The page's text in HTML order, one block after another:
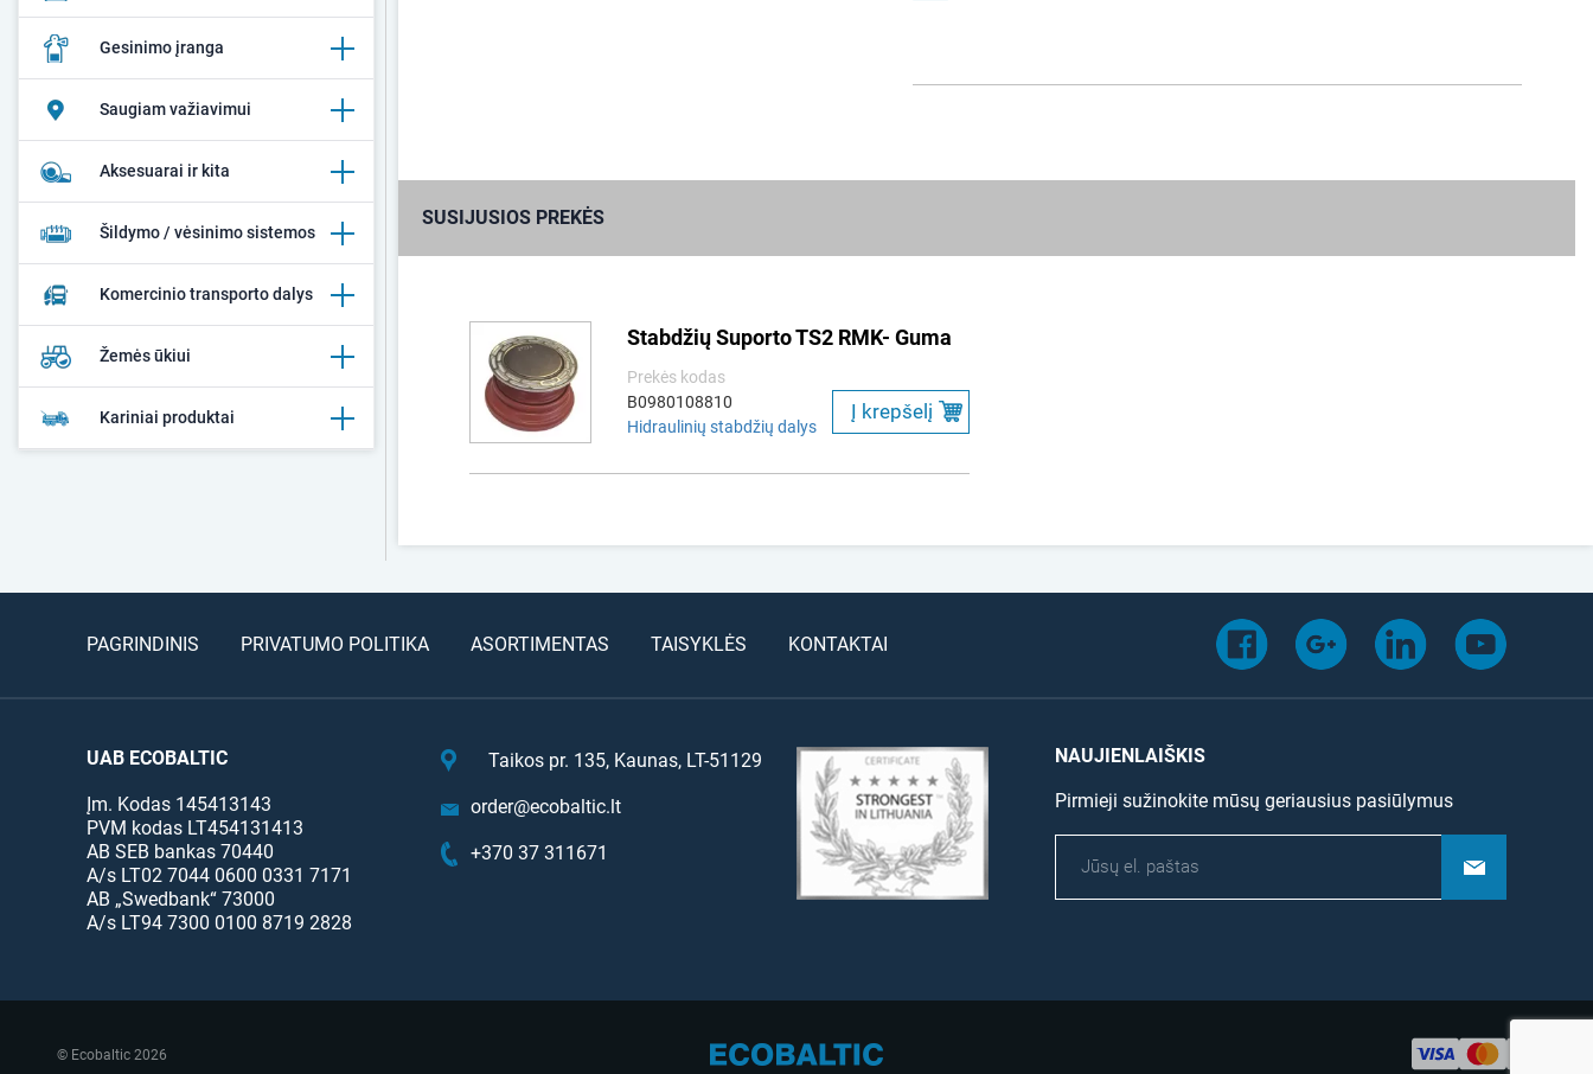
Gesinimo įranga
Saugiam važiavimui
Aksesuarai ir kita
Šildymo / vėsinimo sistemos
Komercinio transporto dalys
Žemės ūkiui
Kariniai produktai
SUSIJUSIOS PREKĖS
Stabdžių Suporto TS2 RMK- Guma
Prekės kodas
B0980108810
Hidraulinių stabdžių dalys
Į krepšelį
PAGRINDINIS PRIVATUMO POLITIKA ASORTIMENTAS TAISYKLĖS KONTAKTAI
UAB ECOBALTIC
Įm. Kodas 145413143
PVM kodas LT454131413
AB SEB bankas 70440
A/s LT02 7044 0600 0331 7171
AB „Swedbank“ 73000
A/s LT94 7300 0100 8719 2828
Taikos pr. 135, Kaunas, LT-51129
order@ecobaltic.lt
+370 37 311671
NAUJIENLAIŠKIS
Pirmieji sužinokite mūsų geriausius pasiūlymus
© Ecobaltic 2026